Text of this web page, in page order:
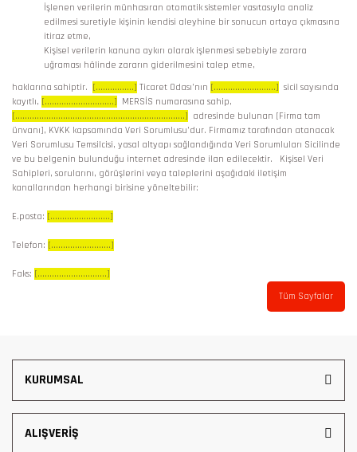
İşlenen verilerin münhasıran otomatik sistemler vasıtasıyla analiz
edilmesi suretiyle kişinin kendisi aleyhine bir sonucun ortaya çıkmasına
itiraz etme,
Kişisel verilerin kanuna aykırı olarak işlenmesi sebebiyle zarara
uğraması hâlinde zararın giderilmesini talep etme,
haklarına sahiptir. [................] Ticaret Odası’nın [..........................] sicil sayısında
kayıtlı, [.............................] MERSİS numarasına sahip,
[.......................................................................] adresinde bulunan [Firma tam
ünvanı], KVKK kapsamında Veri Sorumlusu’dur. Firmamız tarafından atanacak
Veri Sorumlusu Temsilcisi, yasal altyapı sağlandığında Veri Sorumluları Sicilinde
ve bu belgenin bulunduğu internet adresinde ilan edilecektir. Kişisel Veri
Sahipleri, sorularını, görüşlerini veya taleplerini aşağıdaki iletişim
kanallarından herhangi birisine yöneltebilir:
E.posta: [.........................]
Telefon: [.........................]
Faks: [.............................]
Tüm Sayfalar
KURUMSAL
ALIŞVERİŞ